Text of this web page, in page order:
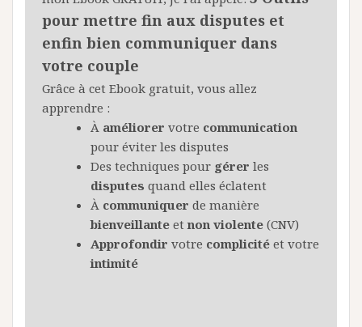
pour mettre fin aux disputes et
enfin bien communiquer dans
votre couple
Grâce à cet Ebook gratuit, vous allez
apprendre :
À améliorer votre communication
pour éviter les disputes
Des techniques pour gérer les
disputes quand elles éclatent
À communiquer de manière
bienveillante et non violente (CNV)
Approfondir votre complicité et votre
intimité